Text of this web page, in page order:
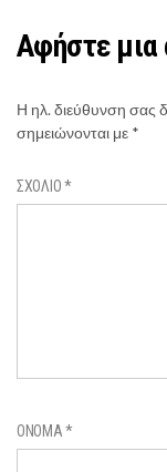
Αφήστε μια
Η ηλ. διεύθυνση σας
σημειώνονται με *
ΣΧΌΛΙΟ*
ΌΝΟΜΑ*